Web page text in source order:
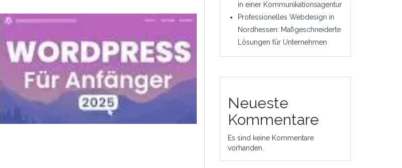
in einer Kommunikationsagentur
Professionelles Webdesign in
Nordhessen: Maßgeschneiderte
Lösungen für Unternehmen
Neueste
Kommentare
Es sind keine Kommentare
vorhanden.